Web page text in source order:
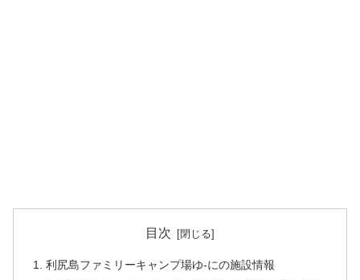
目次
利尻島ファミリーキャンプ場ゆ-にの施設情報